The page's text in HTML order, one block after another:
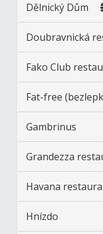
Dělnický Dům
Doubravnická
Fako Club
Fat-free
Gambrinus
Grandezza
Havana
Hnízdo